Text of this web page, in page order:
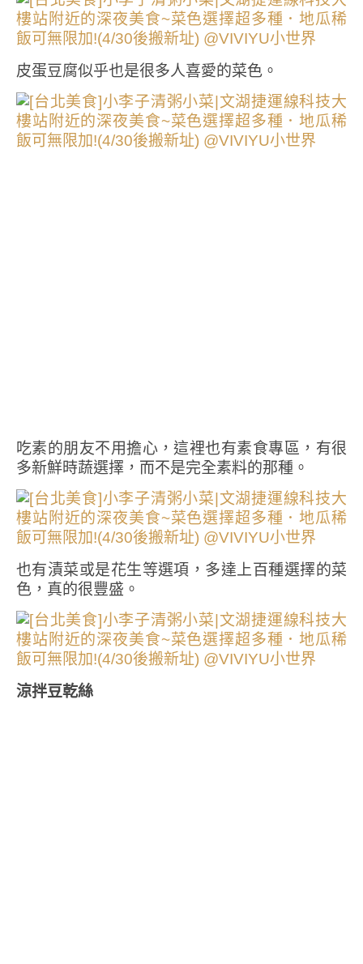
皮蛋豆腐似乎也是很多人喜愛的菜色。
吃素的朋友不用擔心，這裡也有素食專區，有很
多新鮮時蔬選擇，而不是完全素料的那種。
也有漬菜或是花生等選項，多達上百種選擇的菜
色，真的很豐盛。
涼拌豆乾絲